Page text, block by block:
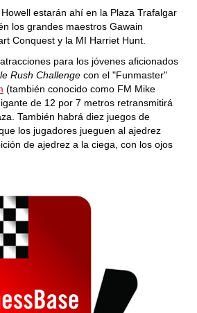
estarán ahí en la Plaza Trafalgar
los grandes maestros Gawain
Conquest y la MI Harriet Hunt.
para los jóvenes aficionados
Rush Challenge con el "Funmaster"
(también conocido como FM Mike
de 12 por 7 metros retransmitirá
También habrá diez juegos de
los jugadores jueguen al ajedrez
de ajedrez a la ciega, con los ojos